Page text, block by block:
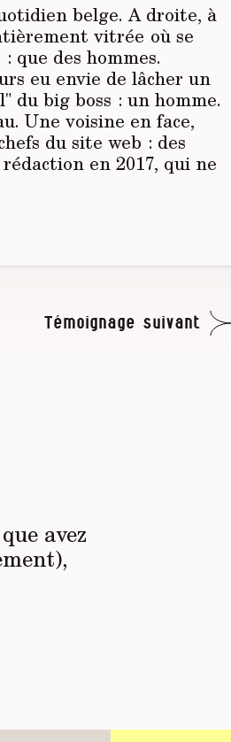
belge. A droite, à
vitrée où se
que des hommes.
eu envie de lâcher un
du big boss : un homme.
Une voisine en face,
du site web : des
en 2017, qui ne
Témoignage suivant
avez